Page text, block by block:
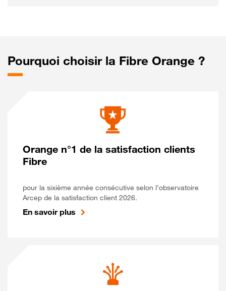
Pourquoi choisir la Fibre Orange ?
Orange n°1 de la satisfaction clients
Fibre
pour la sixième année consécutive selon l’observatoire
Arcep de la satisfaction client 2026.
En savoir plus